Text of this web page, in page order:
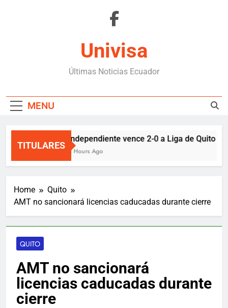
Univisa
Últimas Noticias Ecuador
MENU
TITULARES
Independiente vence 2-0 a Liga de Quito y
2 Hours Ago
Home
Quito
AMT no sancionará licencias caducadas durante cierre
QUITO
AMT no sancionará
licencias caducadas durante
cierre